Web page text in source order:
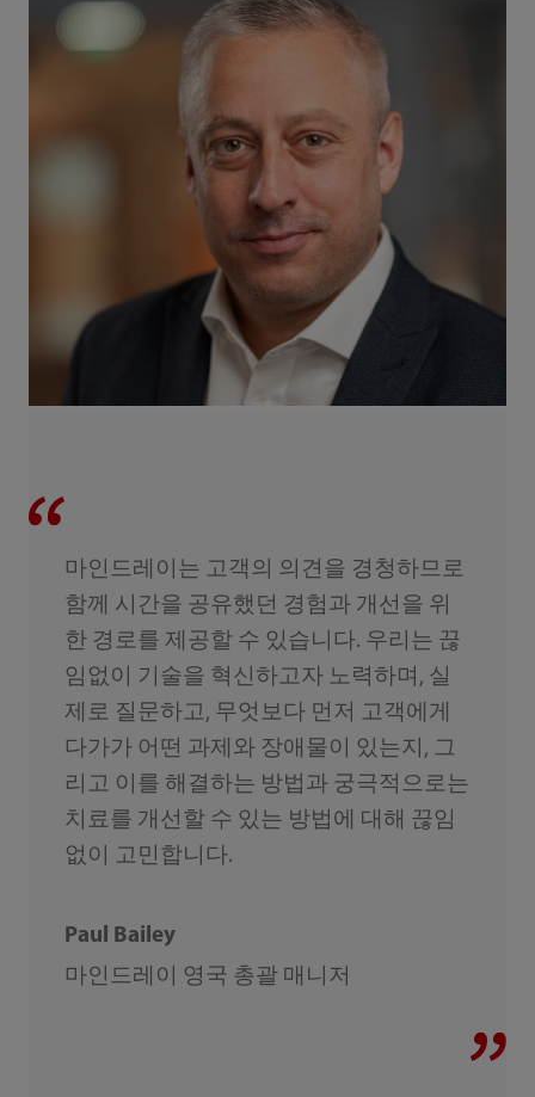
마인드레이는 고객의 의견을 경청하므로
함께 시간을 공유했던 경험과 개선을 위
한 경로를 제공할 수 있습니다. 우리는 끊
임없이 기술을 혁신하고자 노력하며, 실
제로 질문하고, 무엇보다 먼저 고객에게
다가가 어떤 과제와 장애물이 있는지, 그
리고 이를 해결하는 방법과 궁극적으로는
치료를 개선할 수 있는 방법에 대해 끊임
없이 고민합니다.‎
Paul Bailey
마인드레이 영국 총괄 매니저